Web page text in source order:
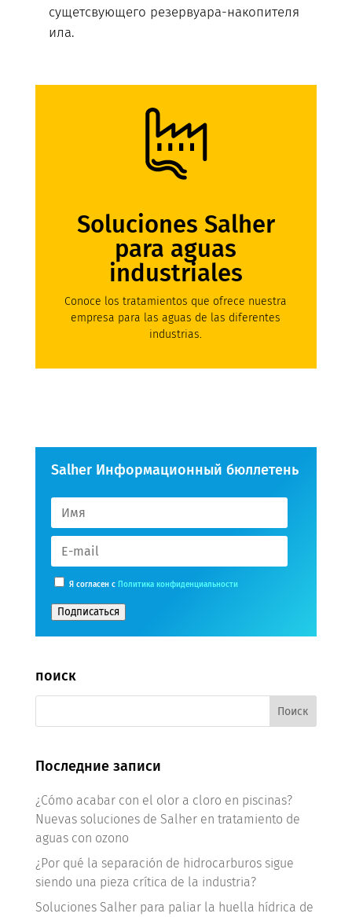
сущетсвующего резервуара-накопителя
ила.
Soluciones Salher
para aguas
industriales
Conoce los tratamientos que ofrece nuestra
empresa para las aguas de las diferentes
industrias.
Salher Информационный бюллетень
Я согласен с Политика конфиденциальности
Подписаться
поиск
Последние записи
¿Cómo acabar con el olor a cloro en piscinas?
Nuevas soluciones de Salher en tratamiento de
aguas con ozono
¿Por qué la separación de hidrocarburos sigue
siendo una pieza crítica de la industria?
Soluciones Salher para paliar la huella hídrica de